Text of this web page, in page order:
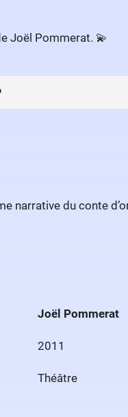
Joël Pommerat. 💫
narrative du conte
Joël Pommerat
2011
Théâtre